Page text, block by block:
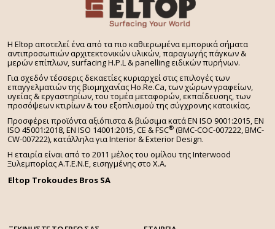
H Eltop αποτελεί ένα από τα πιο καθιερωμένα εμπορικά σήματα
αντιπροσωπιών αρχιτεκτονικών υλικών, παραγωγής πάγκων &
μερών επίπλων, surfacing H.P.L & panelling ειδικών πυρήνων.
Για σχεδόν τέσσερις δεκαετίες κυριαρχεί στις επιλογές των
επαγγελματιών της βιομηχανίας Ho.Re.Ca, των χώρων γραφείων,
υγείας & εργαστηρίων, του τομέα μεταφορών, εκπαίδευσης, των
προσόψεων κτιρίων & του εξοπλισμού της σύγχρονης κατοικίας.
Προσφέρει προϊόντα αξιόπιστα & βιώσιμα κατά EN ISO 9001:2015, EN
ISO 45001:2018, EN ISO 14001:2015,CE & FSC® (BMC-COC-007222, BMC-
CW-007222), κατάλληλα για Interior & Exterior Design.
Η εταιρία είναι από το 2011 μέλος του ομίλου της Interwood
Ξυλεμπορίας Α.Τ.Ε.Ν.Ε, εισηγμένης στο Χ.A.
Eltop Trokoudes Bros SA